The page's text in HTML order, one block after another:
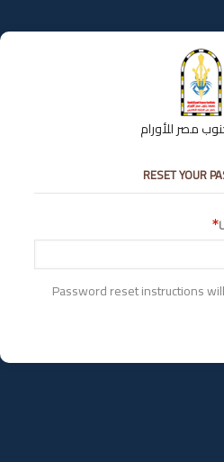
مصر للأورام
RESET YOUR
Password reset instructions